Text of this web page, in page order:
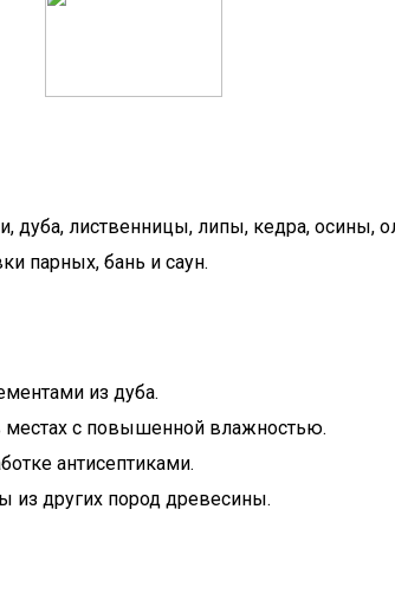
лиственницы, липы, кедра, осины,
парных, бань и саун.
из дуба.
местах с повышенной влажностью.
антисептиками.
из других пород древесины.